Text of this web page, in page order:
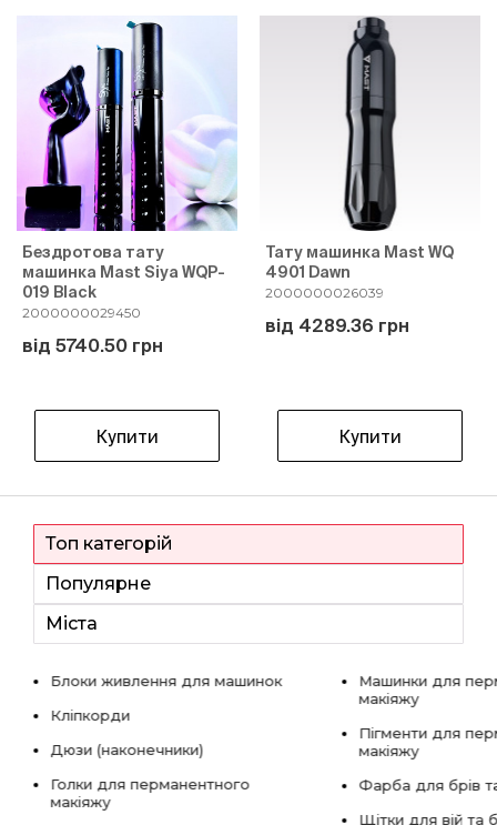
Бездротова тату
машинка Mast Siya WQP-
019 Black
2000000029450
від 5740.50 грн
Купити
Тату машинка Mast WQ
4901 Dawn
2000000026039
від 4289.36 грн
Купити
Топ категорій
Популярне
Міста
Блоки живлення для машинок
Кліпкорди
Дюзи (наконечники)
Голки для перманентного
макіяжу
Машинки для
макіяжу
Пігменти для
макіяжу
Фарба для брів
Щітки для вій та